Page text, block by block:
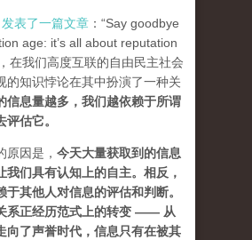
表了一篇文章 ：“Say goodbye
age: it’s all about reputation
在我们高度互联的自由民主社会
的知识悖论在其中扮演了一种关
信息量越多，我们越依赖于所谓
评估它。
原因是， 今天大量获取到的信息
我们具有认知上的自主。相反，
于其他人对信息的评估和判断。
系正经历范式上的转变 —— 从
向了声誉时代，信息只有在被其